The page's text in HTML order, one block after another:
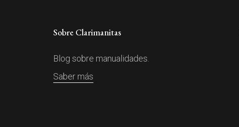
Sobre Clarimanitas
Blog sobre manualidades.
Saber más